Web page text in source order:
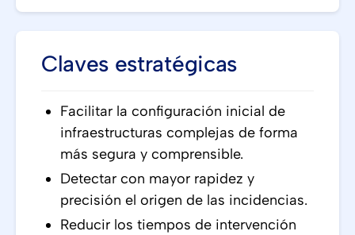
Claves estratégicas
Facilitar la configuración inicial de
infraestructuras complejas de forma
más segura y comprensible.
Detectar con mayor rapidez y
precisión el origen de las incidencias.
Reducir los tiempos de intervención